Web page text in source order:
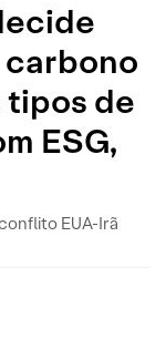
tipos de
ESG,
EUA-Irã